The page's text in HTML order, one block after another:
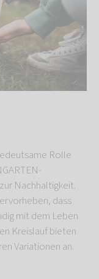
Rolle
Nachhaltigkeit.
dass
mit dem Leben
Kreislauf bieten
Variationen an.